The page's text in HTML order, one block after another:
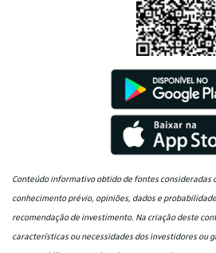
Conteúdo informativo obtido de fontes consideradas
conhecimento prévio, opiniões, dados e
recomendação de investimento. Na criação deste
características ou necessidades dos investidores ou